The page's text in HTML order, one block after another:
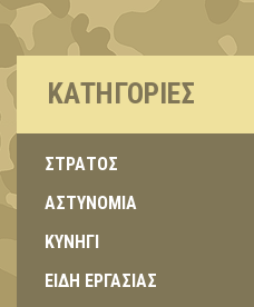
ΚΑΤΗΓΟΡΊΕΣ
ΣΤΡΑΤΟΣ
ΑΣΤΥΝΟΜΙΑ
ΚΥΝΗΓΙ
ΕΙΔΗ ΕΡΓΑΣΙΑΣ